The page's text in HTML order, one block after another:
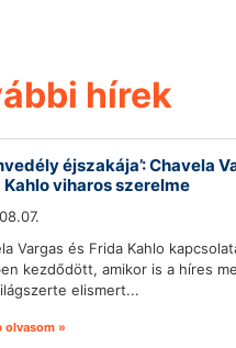
hírek
éjszakája’: Chavela
Kahlo viharos szerelme
Vargas és Frida Kahlo
kezdődött, amikor is a híres
elismert...
olvasom »